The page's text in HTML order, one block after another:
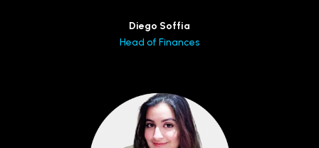
Diego Soffia
Head of Finances